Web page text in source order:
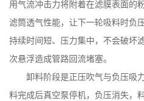
用气流冲击力将附着在滤膜表面的
滤筒透气性能，让下一轮吸料时负
持续时间短、压力集中，不会破坏
次悬浮造成管路回流堵塞。
卸料阶段是正压吹气与负压吸
料完成后真空泵停机，负压消失，